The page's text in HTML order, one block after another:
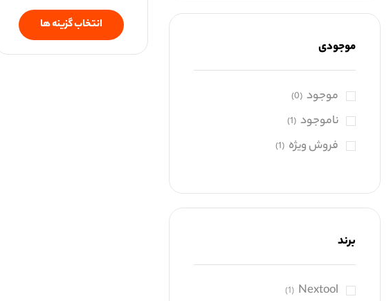
انتخاب گزینه ها
موجودی
موجود (0)
ناموجود (1)
فروش ویژه (1)
برند
Nextool
(1)